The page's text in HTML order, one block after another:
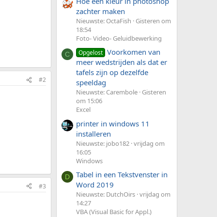
#2
#3
zachter maken
Nieuwste: OctaFish
Gisteren om
18:54
Foto- Video- Geluidbewerking
C Opgelost Voorkomen van
meer wedstrijden als dat er
tafels zijn op dezelfde
speeldag
Nieuwste: Carembole Gisteren
om 15:06
Excel
printer in windows 11
installeren
Nieuwste: jobo182 vrijdag om
16:05
Windows
D
Tabel in een Tekstvenster in
Word 2019
Nieuwste: DutchOirs vrijdag om
14:27
VBA (Visual Basic for Appl.)